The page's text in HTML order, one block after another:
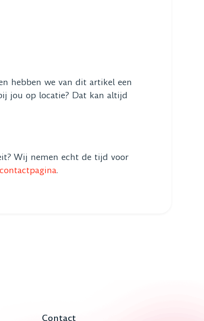
hebben we van dit artikel een
jou op locatie? Dat kan altijd
Wij nemen echt de tijd voor
.
Contact